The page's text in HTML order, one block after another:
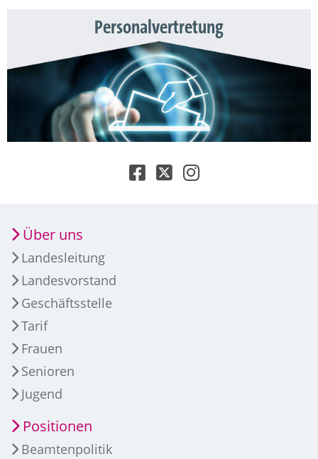
Personalvertretung
Über uns
Landesleitung
Landesvorstand
Geschäftsstelle
Tarif
Frauen
Senioren
Jugend
Positionen
Beamtenpolitik